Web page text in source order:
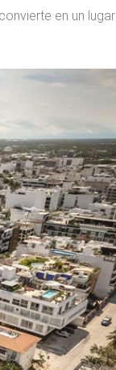
en un lugar